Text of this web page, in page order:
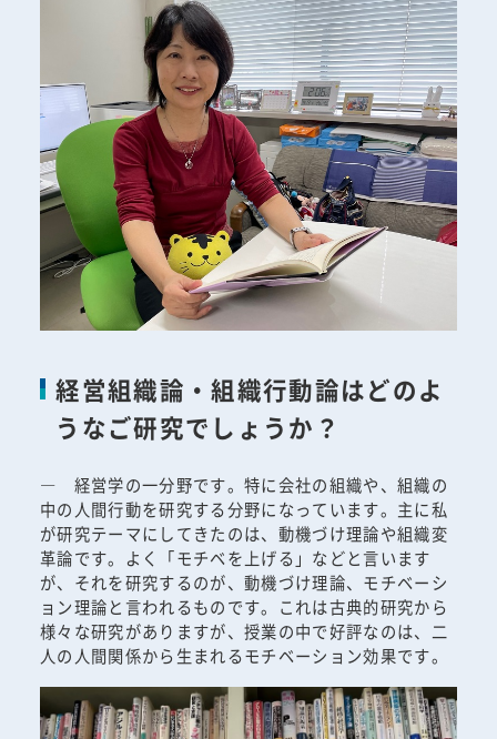
経営組織論・組織行動論はどのよ
うなご研究でしょうか？
― 経営学の一分野です。特に会社の組織や、組織の
中の人間行動を研究する分野になっています。主に私
が研究テーマにしてきたのは、動機づけ理論や組織変
革論です。よく「モチベを上げる」などと言います
が、それを研究するのが、動機づけ理論、モチベーシ
ョン理論と言われるものです。これは古典的研究から
様々な研究がありますが、授業の中で好評なのは、二
人の人間関係から生まれるモチベーション効果です。